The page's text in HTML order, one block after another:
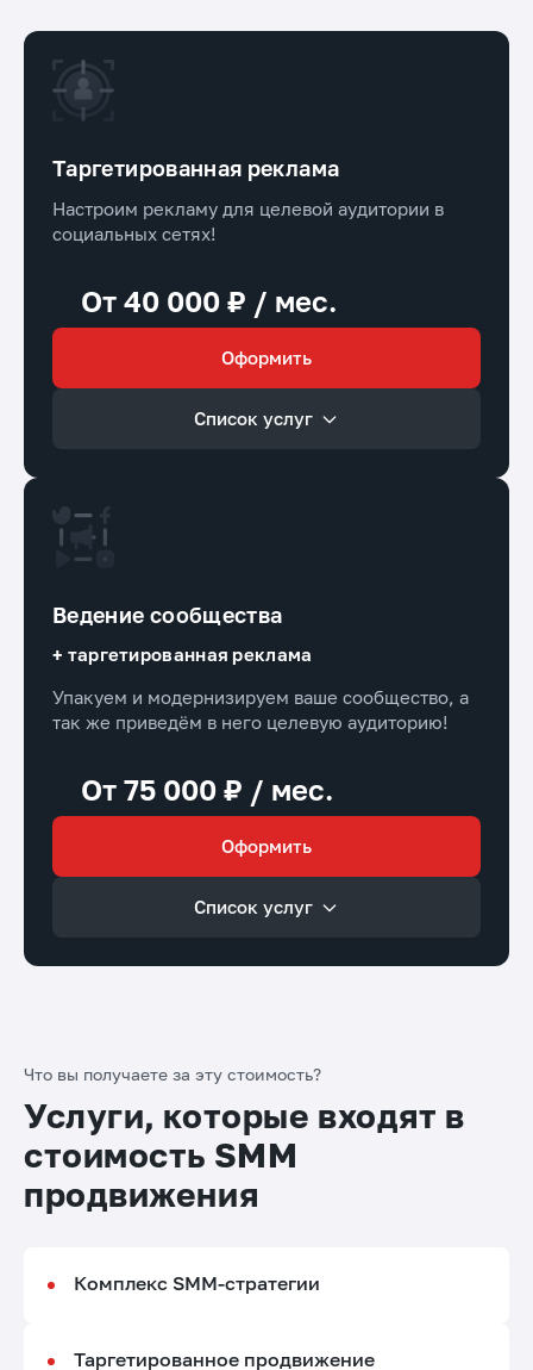
Таргетированная реклама
Настроим рекламу для целевой аудитории в
социальных сетях!
Список услуг
Оформить
От 40 000 ₽ / мес.
Ведение сообщества
+ таргетированная реклама
Упакуем и модернизируем ваше сообщество, а
так же приведём в него целевую аудиторию!
Список услуг
Оформить
От 75 000 ₽ / мес.
Что вы получаете за эту стоимость?
Услуги, которые входят в
стоимость SMM
продвижения
Комплекс SMM-стратегии
Таргетированное продвижение